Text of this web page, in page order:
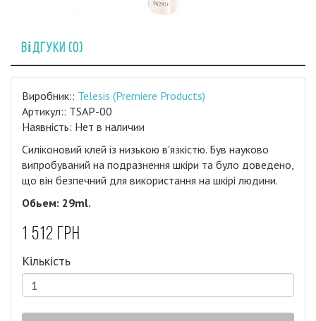
Відгуки (0)
Виробник:: Telesis (Premiere Products)
Артикул:: TSAP-00
Наявність: Нет в наличии
Силіконовий клей із низькою в'язкістю. Був науково
випробуваний на подразнення шкіри та було доведено,
що він безпечний для використання на шкірі людини.
Обьем: 29ml.
1 512 грн
Кількість